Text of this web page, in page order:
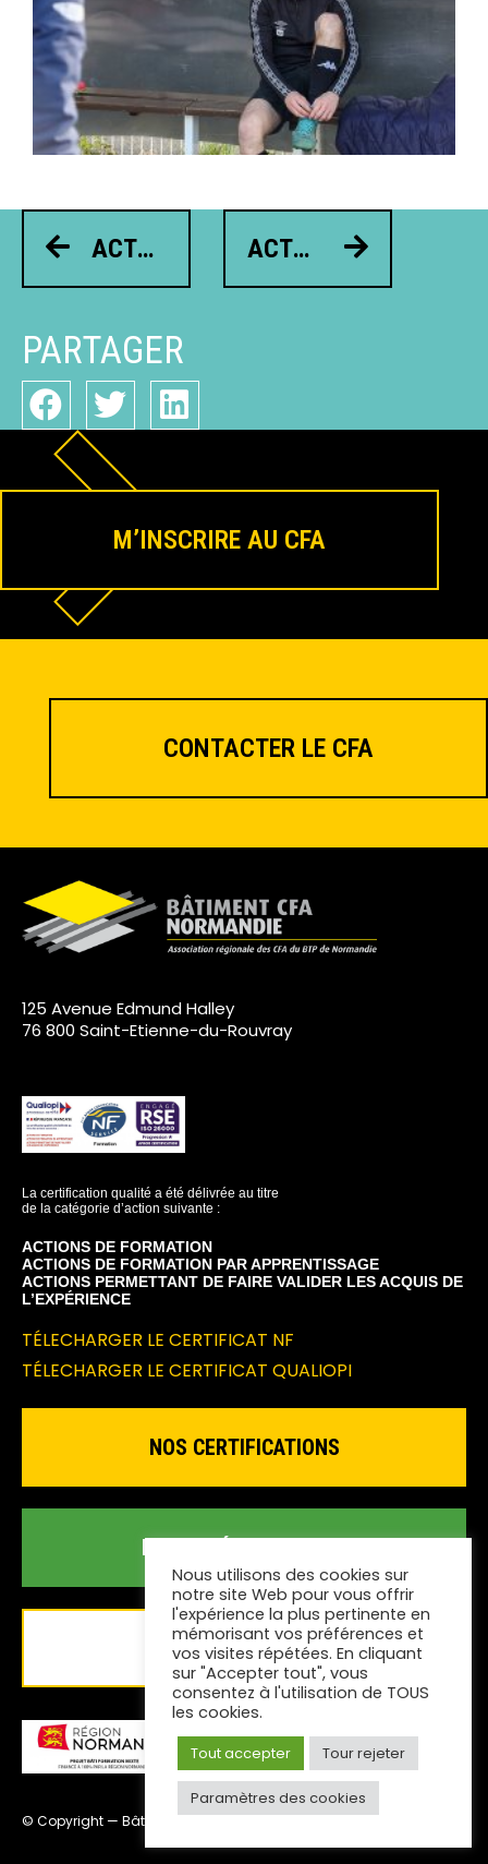
ACTUALITÉ PRÉCÉDENTE ACTUALITÉ SUIVANT
PARTAGER
M’INSCRIRE AU CFA
CONTACTER LE CFA
125 Avenue Edmund Halley
76 800 Saint-Etienne-du-Rouvray
La certification qualité a été délivrée au titre
de la catégorie d’action suivante :
ACTIONS DE FORMATION
ACTIONS DE FORMATION PAR APPRENTISSAGE
ACTIONS PERMETTANT DE FAIRE VALIDER LES ACQUIS DE
L’EXPÉRIENCE
TÉLECHARGER LE CERTIFICAT NF
TÉLECHARGER LE CERTIFICAT QUALIOPI
NOS CERTIFICATIONS
NOTRE DÉMARCHE RSE
ACCÈDER À MONEWEB
© Copyright — Bâtiment CFA Normandie |Mentions légales
Nous utilisons des cookies sur
notre site Web pour vous offrir
l'expérience la plus pertinente en
mémorisant vos préférences et
vos visites répétées. En cliquant
sur "Accepter tout", vous
consentez à l'utilisation de TOUS
les cookies.
Tout accepter Tour rejeter
Paramètres des cookies